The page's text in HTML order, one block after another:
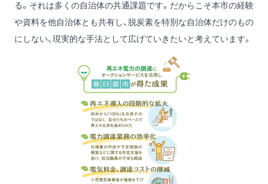
る。それは多くの自治体の共通課題です。だからこそ本市の経験
や資料を他自治体とも共有し、脱炭素を特別な自治体だけのもの
にしない、現実的な手法として広げていきたいと考えています。